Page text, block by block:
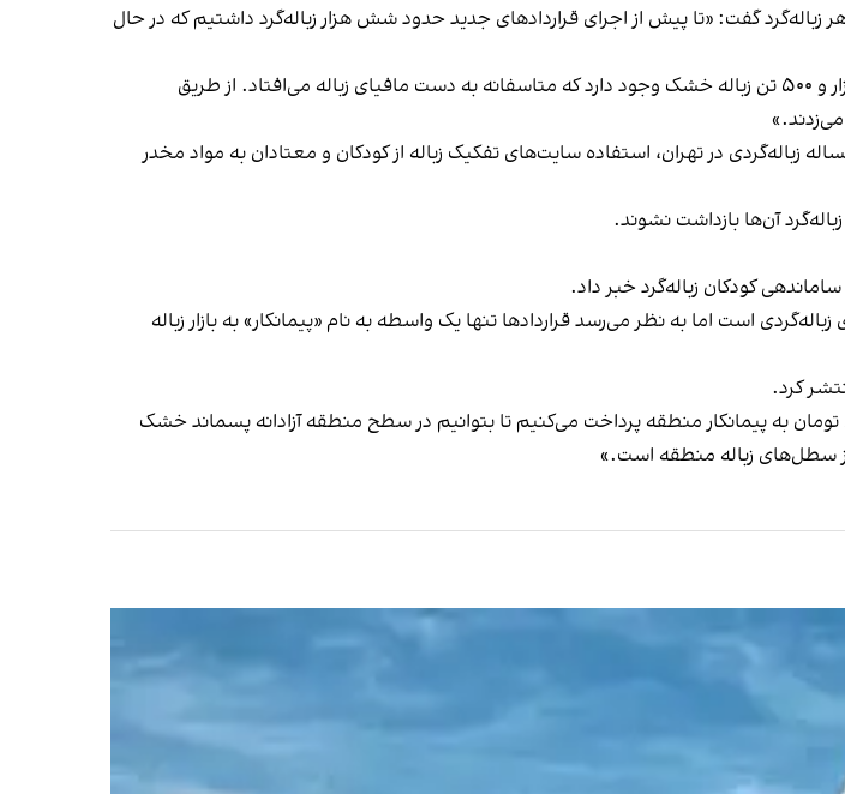
ماهانه مافیای زباله از هر زباله‌گرد گفت: «تا پیش از اجرای قراردادهای جدید حدود شش هزار زباله‌گرد داشتیم که در حال
به گزارش خبرگزاری ایسنا، محمدی در نشست خبری ۲۳ اردیبهشت ۱۴۰۳ گفت: «یک‌هزار و ۵۰۰ تن زباله خشک وجود دارد که متاسفانه به دست مافیای زباله می‌افتاد. از طریق
زباله‌گردی در تهران، استفاده سایت‌های تفکیک زباله از کودکان و معتادان به مواد مخدر
آن‌ها بازداشت نشوند.
کودکان زباله‌گرد خبر داد.
است اما به نظر می‌رسد قراردادها تنها یک واسطه به نام «پیمانکار» به بازار زباله
از نوجوان زباله‌گردی نوشت: «من و دیگر زباله‌گردان ماهانه ۱۰ میلیون تومان به پیمانکار منطقه پرداخت می‌کنیم تا بتوانیم در سطح منطقه آزادانه پسماند خشک